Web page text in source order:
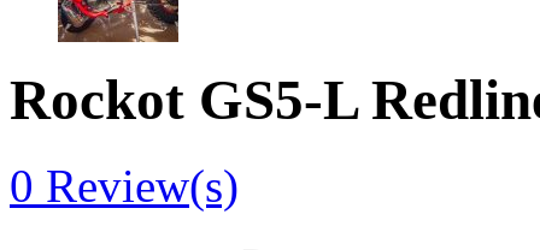
Rockot GS5-L
0 Review(s)